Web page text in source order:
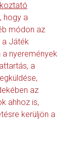
hogy a
módon az
a Játék
a nyeremények
a
az
ahhoz is,
kerüljön a